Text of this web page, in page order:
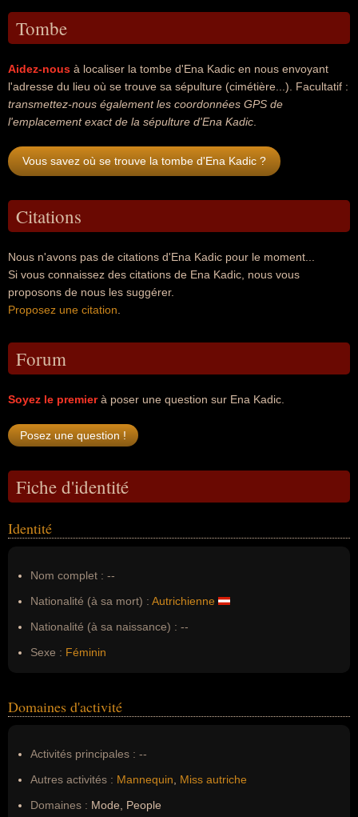
Tombe
Aidez-nous à localiser la tombe d'Ena Kadic en nous envoyant
l'adresse du lieu où se trouve sa sépulture (cimétière...). Facultatif :
transmettez-nous également les coordonnées GPS de
l'emplacement exact de la sépulture d'Ena Kadic
Vous savez où se trouve la tombe d'Ena Kadic ?
Citations
Nous n'avons pas de citations d'Ena Kadic pour le moment...
Si vous connaissez des citations de Ena Kadic, nous vous
proposons de nous les suggérer.
Proposez une citation
Forum
Soyez le premierà poser une question sur Ena Kadic.
Fiche d'identité
Identité
Nom complet : --
Nationalité (à sa mort) : Autrichienne
Nationalité (à sa naissance) : --
Sexe : Féminin
Domaines d'activité
Activités principales : --
Autres activités : Mannequin
Miss autriche
Domaines : Mode, People